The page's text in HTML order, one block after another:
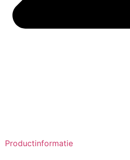
Productinformatie